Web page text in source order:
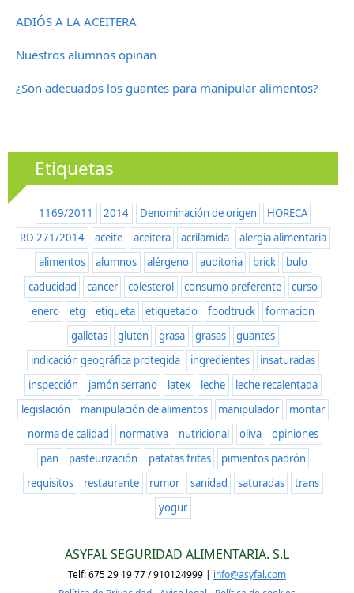
ADIÓS A LA ACEITERA
Nuestros alumnos opinan
¿Son adecuados los guantes para manipular alimentos?
Etiquetas
1169/2011 2014 Denominación de origen
HORECA
RD 271/2014
aceite aceitera acrilamida
alergia alimentaria
alimentos
alumnos alérgeno auditoria brick
bulo
caducidad
cancer colesterol consumo preferente
curso
enero
etg etiqueta etiquetado foodtruck
formacion
galletas
gluten grasa grasas
guantes
indicación geográfica protegida
ingredientes
insaturadas
inspección
jamón serrano latex leche
leche recalentada
legislación
manipulación de alimentos manipulador
montar
norma de calidad
normativa nutricional oliva
opiniones
pan
pasteurización patatas fritas
pimientos padrón
requisitos
restaurante rumor sanidad saturadas
trans
yogur
ASYFAL SEGURIDAD ALIMENTARIA. S.L
Telf: 675 29 19 77 / 910124999 | info@asyfal.com